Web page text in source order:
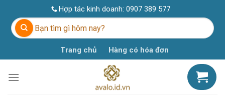
content
Hợp tác kinh doanh: 0907 389 577
Tìm
kiếm:
Trang chủ Hàng có hóa đơn